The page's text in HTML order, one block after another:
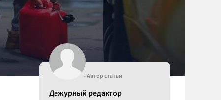
- Автор статьи
Дежурный редактор